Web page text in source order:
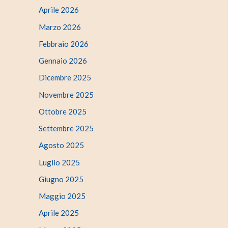
Aprile 2026
Marzo 2026
Febbraio 2026
Gennaio 2026
Dicembre 2025
Novembre 2025
Ottobre 2025
Settembre 2025
Agosto 2025
Luglio 2025
Giugno 2025
Maggio 2025
Aprile 2025